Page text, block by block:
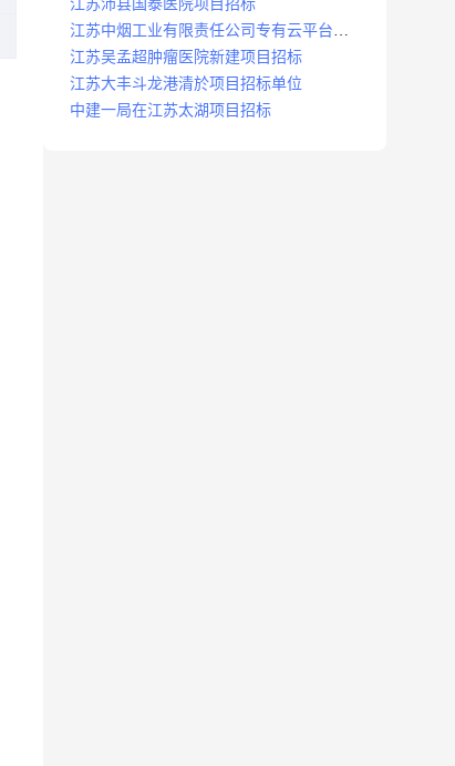
法
江苏沛县国泰医院项目招标
江苏中烟工业有限责任公司专有云平台扩
容项目招标
江苏吴孟超肿瘤医院新建项目招标
江苏大丰斗龙港清於项目招标单位
中建一局在江苏太湖项目招标